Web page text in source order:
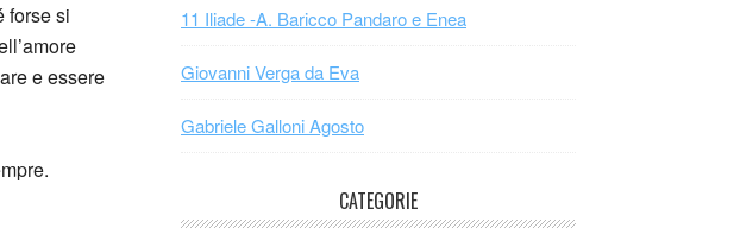
forse si
e essere
11 Iliade -A. Baricco Pandaro e Enea
Giovanni Verga da Eva
Gabriele Galloni Agosto
CATEGORIE